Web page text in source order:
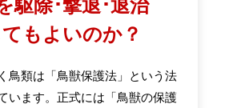
駆除･撃退･退治
てもよいのか？
鳥類は「鳥獣保護法」という法
います。正式には「鳥獣の保護